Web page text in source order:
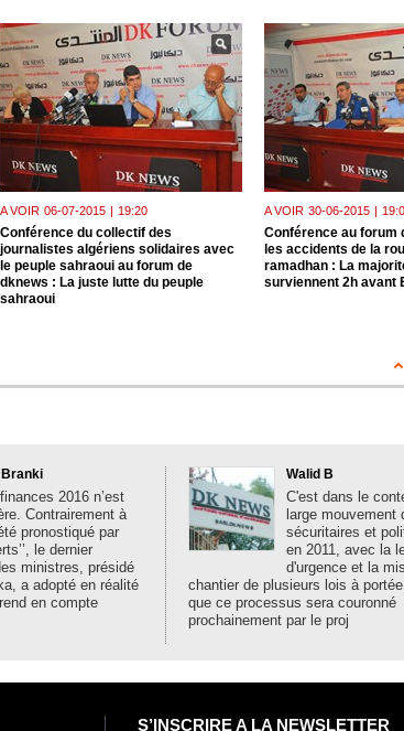
A VOIR 06-07-2015 | 19:20
Conférence du collectif des
journalistes algériens solidaires avec
le peuple sahraoui au forum de
dknews : La juste lutte du peuple
sahraoui
A VOIR 30-06-2015 |
Conférence au forum
les accidents de la
ramadhan : La
surviennent 2h avant
Branki
2016 n’est
Contrairement à
pronostiqué par
le dernier
ministres, présidé
a adopté en réalité
en compte
Walid B
C'est dans le
large mouvement
sécuritaires et
en 2011, avec la
d'urgence et la
chantier de plusieurs lois à
que ce processus sera couronné
prochainement par le proj
S’INSCRIRE A LA NEWSLETTER